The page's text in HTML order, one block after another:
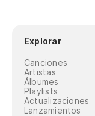
Explorar
Canciones
Artistas
Álbumes
Playlists
Actualizaciones
Lanzamientos